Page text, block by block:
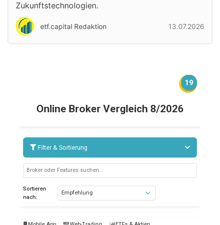
Zukunftstechnologien.
etf.capital Redaktion 13.07.2026